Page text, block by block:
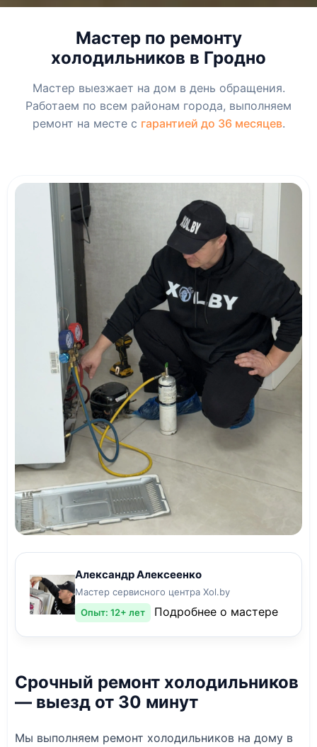
Мастер по ремонту
холодильников в Гродно
Мастер выезжает на дом в день обращения.
Работаем по всем районам города, выполняем
ремонт на месте с гарантией до 36 месяцев.
Александр Алексеенко
Мастер сервисного центра Xol.by
Опыт: 12+ лет
Подробнее о мастере
Срочный ремонт холодильников
— выезд от 30 минут
Мы выполняем ремонт холодильников на дому в